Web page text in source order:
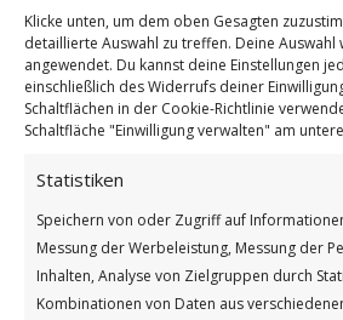
Klicke unten, um dem oben Gesagten
detaillierte Auswahl zu treffen. Deine Auswahl
angewendet. Du kannst deine Einstellungen
einschließlich des Widerrufs deiner
Schaltflächen in der Cookie-Richtlinie
Schaltfläche "Einwilligung verwalten" am
Statistiken
Speichern von oder Zugriff auf
Messung der Werbeleistung, Messung der
Inhalten, Analyse von Zielgruppen durch
Kombinationen von Daten aus
Schläfst du mit ’nem Wichtel ein
Weiterlesen
13. JANUAR 2024 / 0 KOMMENTARE / VON